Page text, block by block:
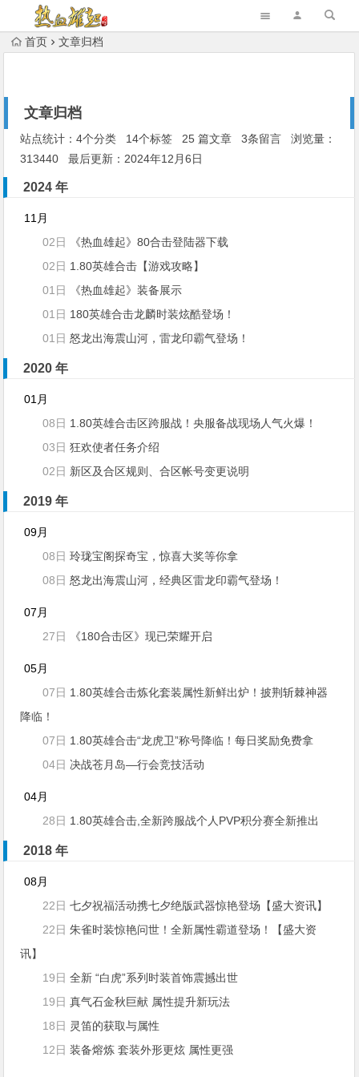
首页 文章归档
文章归档
站点统计：4个分类 14个标签 25 篇文章 3条留言 浏览量：
313440 最后更新：2024年12月6日
2024 年
11月
02日
《热血雄起》80合击登陆器下载
02日 1.80英雄合击【游戏攻略】
01日
《热血雄起》装备展示
01日 180英雄合击龙麟时装炫酷登场！
01日怒龙出海震山河，雷龙印霸气登场！
2020 年
01月
08日 1.80英雄合击区跨服战！央服备战现场人气火爆！
03日狂欢使者任务介绍
02日 新区及合区规则、合区帐号变更说明
2019 年
09月
08日玲珑宝阁探奇宝，惊喜大奖等你拿
08日怒龙出海震山河，经典区雷龙印霸气登场！
07月
27日
《180合击区》现已荣耀开启
05月
07日 1.80英雄合击炼化套装属性新鲜出炉！披荆斩棘神器
降临！
07日 1.80英雄合击“龙虎卫”称号降临！每日奖励免费拿
04日 决战苍月岛—行会竞技活动
04月
28日 1.80英雄合击,全新跨服战个人PVP积分赛全新推出
2018 年
08月
22日七夕祝福活动携七夕绝版武器惊艳登场【盛大资讯】
22日朱雀时装惊艳问世！全新属性霸道登场！【盛大资
讯】
19日全新 “白虎”系列时装首饰震撼出世
19日真气石金秋巨献 属性提升新玩法
18日 灵笛的获取与属性
12日装备熔炼 套装外形更炫 属性更强